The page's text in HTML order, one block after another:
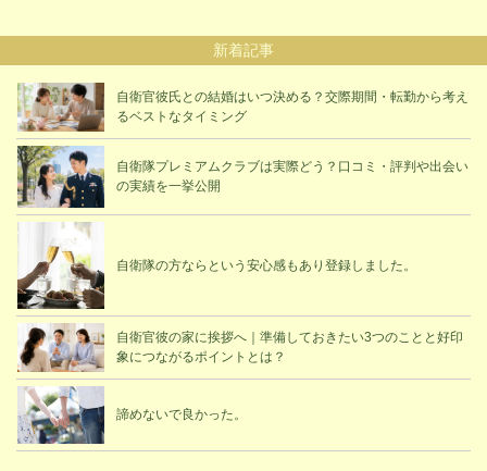
新着記事
自衛官彼氏との結婚はいつ決める？交際期間・転勤から考え
るベストなタイミング
自衛隊プレミアムクラブは実際どう？口コミ・評判や出会い
の実績を一挙公開
自衛隊の方ならという安心感もあり登録しました。
自衛官彼の家に挨拶へ｜準備しておきたい3つのことと好印
象につながるポイントとは？
諦めないで良かった。